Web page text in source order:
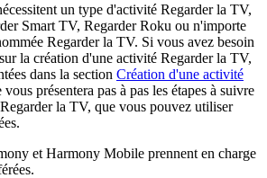
un type d'activité Regarder la TV,
Smart TV, Regarder Roku ou n'importe
Regarder la TV. Si vous avez besoin
la création d'une activité Regarder la TV,
dans la section Création d'une activité
présentera pas à pas les étapes à suivre
la TV, que vous pouvez utiliser
et Harmony Mobile prennent en charge